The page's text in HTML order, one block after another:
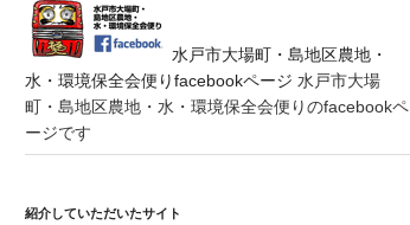
水戸市大場町・島地区農地・
水・環境保全会便りfacebookページ 水戸市大場
町・島地区農地・水・環境保全会便りのfacebookペ
ージです
紹介していただいたサイト